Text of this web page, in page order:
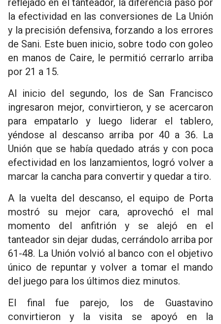
reflejado en el tanteador, la diferencia pasó por
la efectividad en las conversiones de La Unión
y la precisión defensiva, forzando a los errores
de Sani. Este buen inicio, sobre todo con goleo
en manos de Caire, le permitió cerrarlo arriba
por 21 a 15.
Al inicio del segundo, los de San Francisco
ingresaron mejor, convirtieron, y se acercaron
para empatarlo y luego liderar el tablero,
yéndose al descanso arriba por 40 a 36. La
Unión que se había quedado atrás y con poca
efectividad en los lanzamientos, logró volver a
marcar la cancha para convertir y quedar a tiro.
A la vuelta del descanso, el equipo de Porta
mostró su mejor cara, aprovechó el mal
momento del anfitrión y se alejó en el
tanteador sin dejar dudas, cerrándolo arriba por
61-48. La Unión volvió al banco con el objetivo
único de repuntar y volver a tomar el mando
del juego para los últimos diez minutos.
El final fue parejo, los de Guastavino
convirtieron y la visita se apoyó en la